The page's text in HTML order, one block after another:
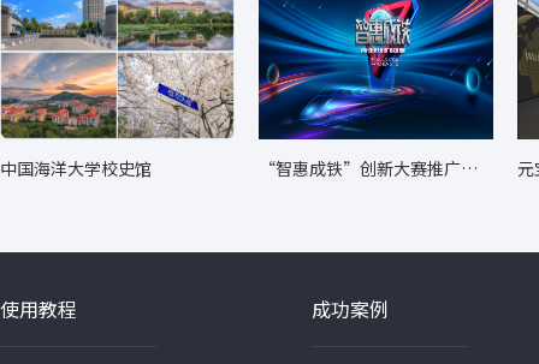
中国海洋大学校史馆
“智惠成铁”创新大赛推广转
元
使用教程 成功案例